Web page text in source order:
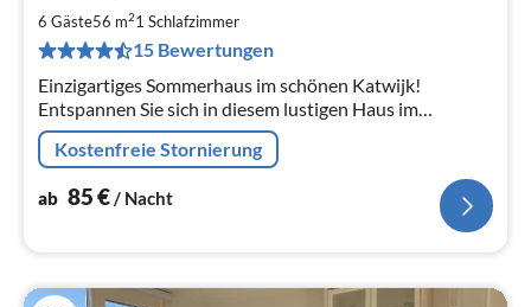
6 Gäste56 m21 Schlafzimmer
15 Bewertungen
Einzigartiges Sommerhaus im schönen Katwijk!
Entspannen Sie sich in diesem lustigen Haus im
maritimen Stil für ein tolles Urlaubserlebnis. Nur wenige
Gehminuten vom Strand und den Restaurants entfernt.
Kostenfreie Stornierung
ab 85€/ Nacht